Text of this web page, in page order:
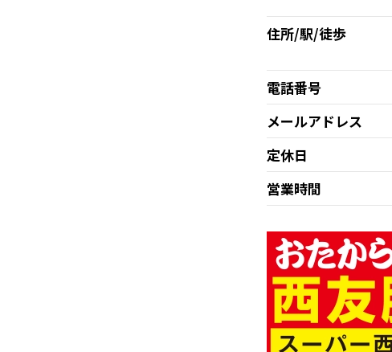
住所/駅/徒歩
電話番号
メールアドレス
定休日
営業時間